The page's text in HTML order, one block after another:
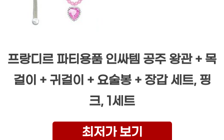
프랑디르 파티용품 인싸템 공주 왕관 + 목
걸이 + 귀걸이 + 요술봉 + 장갑 세트, 핑
크, 1세트
최저가 보기